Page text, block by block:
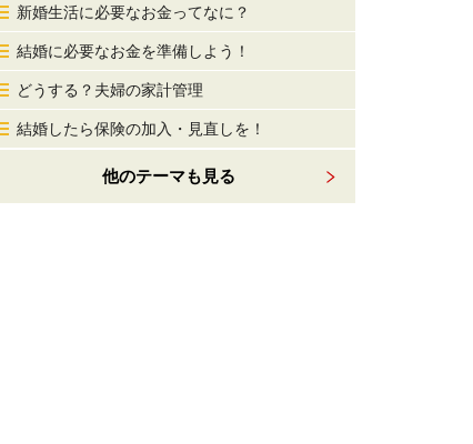
新婚生活に必要なお金ってなに？
結婚に必要なお金を準備しよう！
どうする？夫婦の家計管理
結婚したら保険の加入・見直しを！
他のテーマも見る